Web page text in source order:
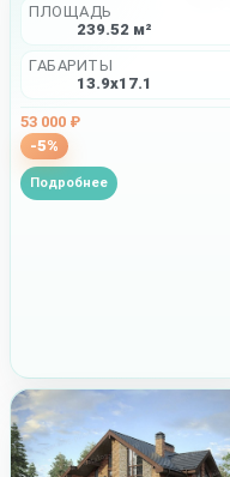
ПЛОЩАДЬ
239.52 м²
ГАБАРИТЫ
13.9x17.1
53 000 ₽
-5%
Подробнее